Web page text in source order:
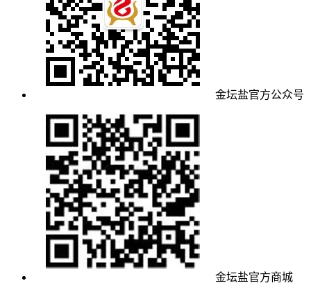
金坛盐官方公众号
金坛盐官方商城